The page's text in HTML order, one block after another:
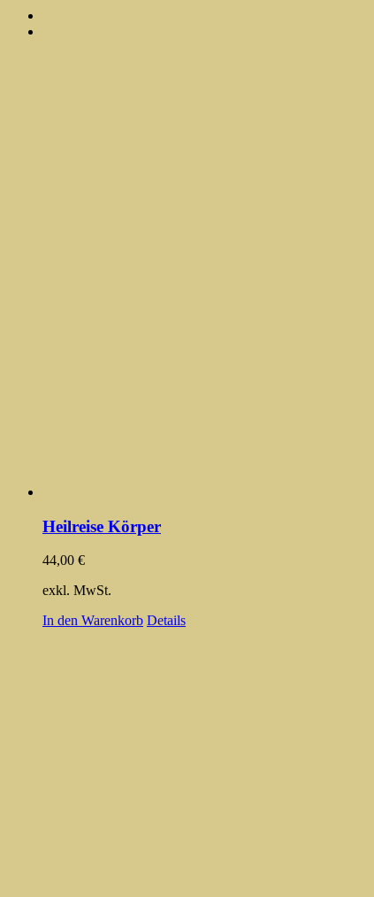
Heilreise Körper
44,00 €
exkl. MwSt.
In den Warenkorb Details